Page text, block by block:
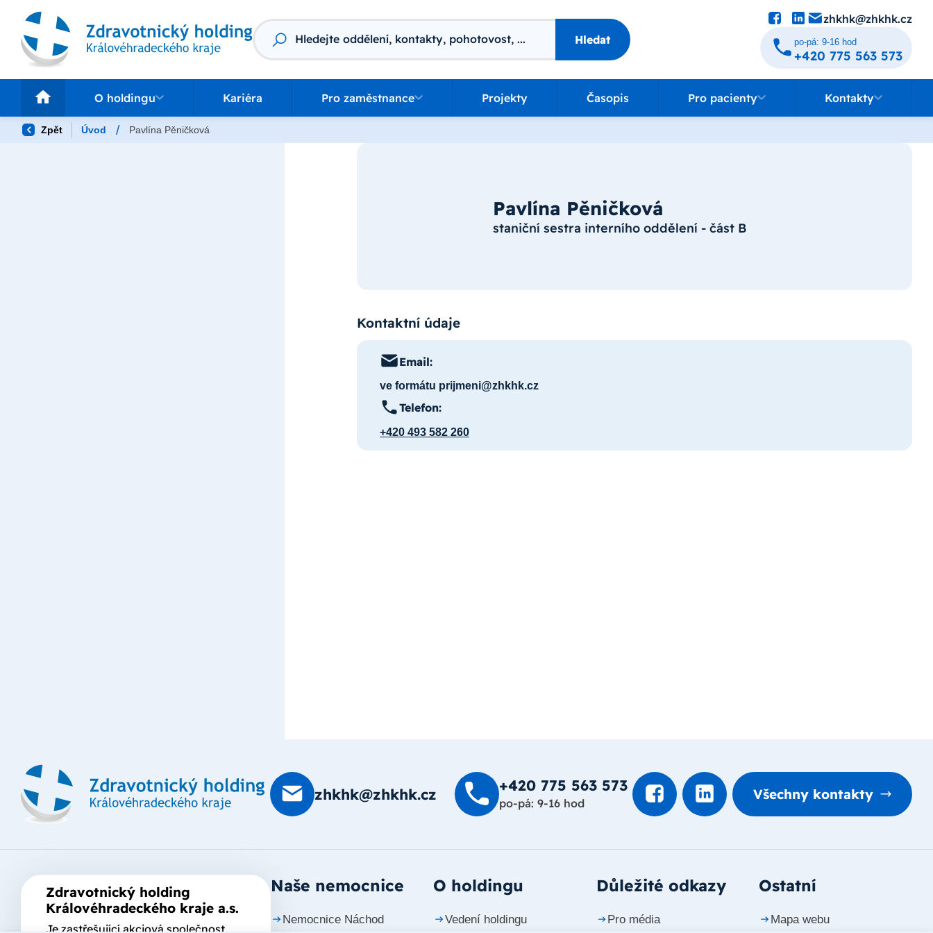
Vyhledávání
Hledat
zhkhk@zhkhk.cz
po-pá: 9-16 hod
+420 775 563 573
O holdingu Kariéra Pro zaměstnance Projekty Časopis Pro pacienty Kontakty
Zpět Úvod / Pavlína Pěničková
Pavlína Pěničková
staniční sestra interního oddělení - část B
Kontaktní údaje
Email:
ve formátu prijmeni@zhkhk.cz
Telefon:
+420 493 582 260
zhkhk@zhkhk.cz +420 775 563 573
po-pá: 9-16 hod
Všechny kontakty
Zdravotnický holding
Královéhradeckého kraje a.s.
Je zastřešující akciová společnost
Naše nemocnice
Nemocnice Náchod
O holdingu
Vedení holdingu
Důležité odkazy
Pro média
Ostatní
Mapa webu